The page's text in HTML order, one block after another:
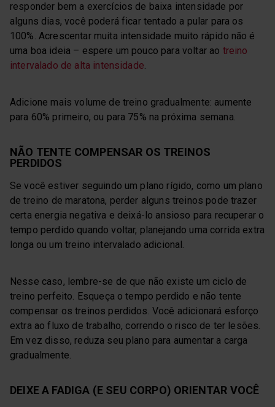
responder bem a exercícios de baixa intensidade por
alguns dias, você poderá ficar tentado a pular para os
100%. Acrescentar muita intensidade muito rápido não é
uma boa ideia – espere um pouco para voltar ao treino
intervalado de alta intensidade.
Adicione mais volume de treino gradualmente: aumente
para 60% primeiro, ou para 75% na próxima semana.
NÃO TENTE COMPENSAR OS TREINOS
PERDIDOS
Se você estiver seguindo um plano rígido, como um plano
de treino de maratona, perder alguns treinos pode trazer
certa energia negativa e deixá-lo ansioso para recuperar o
tempo perdido quando voltar, planejando uma corrida extra
longa ou um treino intervalado adicional.
Nesse caso, lembre-se de que não existe um ciclo de
treino perfeito. Esqueça o tempo perdido e não tente
compensar os treinos perdidos. Você adicionará esforço
extra ao fluxo de trabalho, correndo o risco de ter lesões.
Em vez disso, reduza seu plano para aumentar a carga
gradualmente.
DEIXE A FADIGA (E SEU CORPO) ORIENTAR VOCÊ